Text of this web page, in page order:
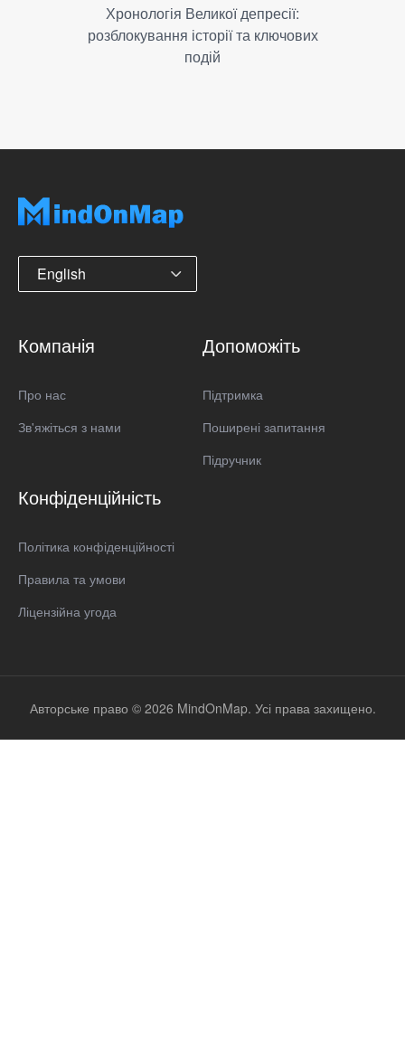
Хронологія Великої депресії:
розблокування історії та ключових
подій
English
Компанія
Про нас
Зв'яжіться з нами
Допоможіть
Підтримка
Поширені запитання
Підручник
Конфіденційність
Політика конфіденційності
Правила та умови
Ліцензійна угода
Авторське право © 2026 MindOnMap. Усі права захищено.